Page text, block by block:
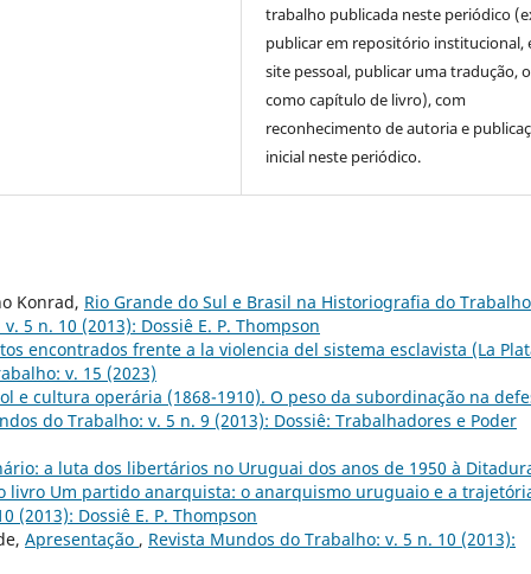
trabalho publicada neste periódico
publicar em repositório institucional,
site pessoal, publicar uma tradução,
como capítulo de livro), com
reconhecimento de autoria e
inicial neste periódico.
Konrad, Rio Grande do Sul e Brasil na Historiografia do Trabalho
5 n. 10 (2013): Dossiê E. P. Thompson
encontrados frente a la violencia del sistema esclavista (La
v. 15 (2023)
e cultura operária (1868-1910). O peso da subordinação na
do Trabalho: v. 5 n. 9 (2013): Dossiê: Trabalhadores e Poder
a luta dos libertários no Uruguai dos anos de 1950 à
livro Um partido anarquista: o anarquismo uruguaio e a
(2013): Dossiê E. P. Thompson
Apresentação , Revista Mundos do Trabalho: v. 5 n. 10 (2013):